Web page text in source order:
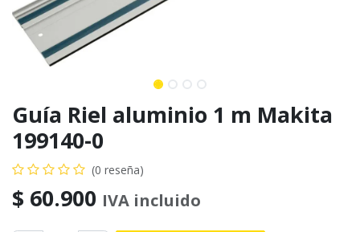
Guía Riel aluminio 1 m Makita
199140-0
(0 reseña)
$ 60.900 IVA incluido